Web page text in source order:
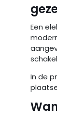
Een
In de